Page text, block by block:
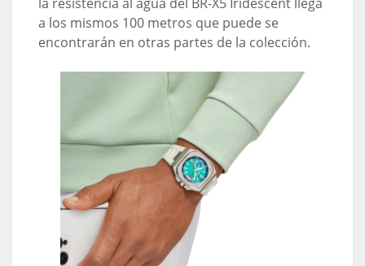
a los mismos 100 metros que puede se
encontrarán en otras partes de la colección.